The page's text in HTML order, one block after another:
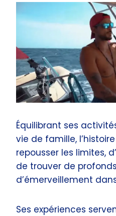
Équilibrant ses
vie de famille,
repousser les limites,
de trouver de
d’émerveillement
Ses expériences